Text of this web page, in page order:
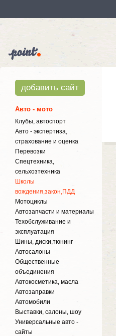
добавить сайт
Авто - мото
Клубы, автоспорт
Авто - экспертиза,
страхование и оценка
Перевозки
Спецтехника,
сельхозтехника
Школы
вождения,закон,ПДД
Мотоциклы
Автозапчасти и материалы
Техобслуживание и
эксплуатация
Шины, диски,тюнинг
Автосалоны
Общественные
объединения
Автокосметика, масла
Автозаправки
Автомобили
Выставки, салоны, шоу
Универсальные авто -
сайты